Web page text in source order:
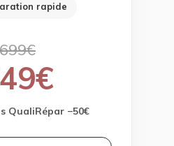
rapide
699€
QualiRépar −50€